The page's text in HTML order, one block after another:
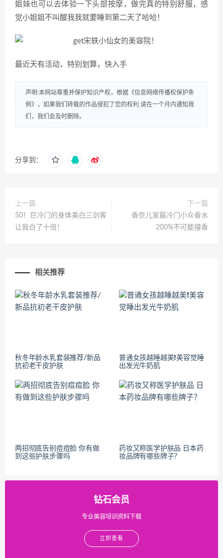
姐妹也可以去体验一下头部按摩，做完真的特别舒服，感
觉小姐姐不叫醒我我就要睡到第二天了哈哈！
最近天有活动，特别划算，快入手
声明:本网站尊重并保护知识产权，根据《信息网络传播权保护条
例》，如果我们转载的作品侵犯了您的权利,请在一个月内通知我
们，我们会及时删除。
分享到：
上一篇
50！巨冷门的身体美白三剑客
让我白了十倍！
下一篇
香奈儿家最冷门小众香水
200%不可能撞香
相关推荐
秋冬年龄水乳套装推荐/新品
抗初老干皮护肤
普通女孩越睡越美❗美容觉睡
出发光牛奶肌
两招彻底告别痘痘脸 你有做
到这些护肤步骤吗
药妆又称医学护肤品 日本药
妆品牌有哪些牌子？
钻石会员
专业美容培训资料下载
立即查看